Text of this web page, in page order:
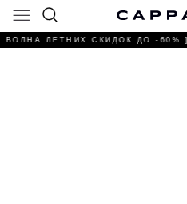
ЛЕТНИХ СКИДОК ДО -60% ]